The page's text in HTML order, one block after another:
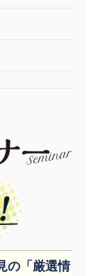
の「厳選情